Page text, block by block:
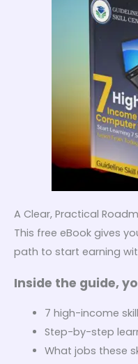
A Clear, Practical
This free eBook gives
path to start earning
Inside the guide,
7 high-income
Step-by-step
What jobs these